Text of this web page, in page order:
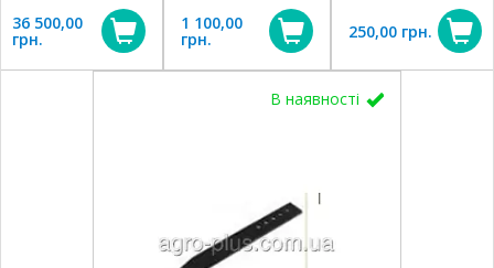
36 500,00
грн.
1 100,00
грн. 250,00 грн.
В наявності